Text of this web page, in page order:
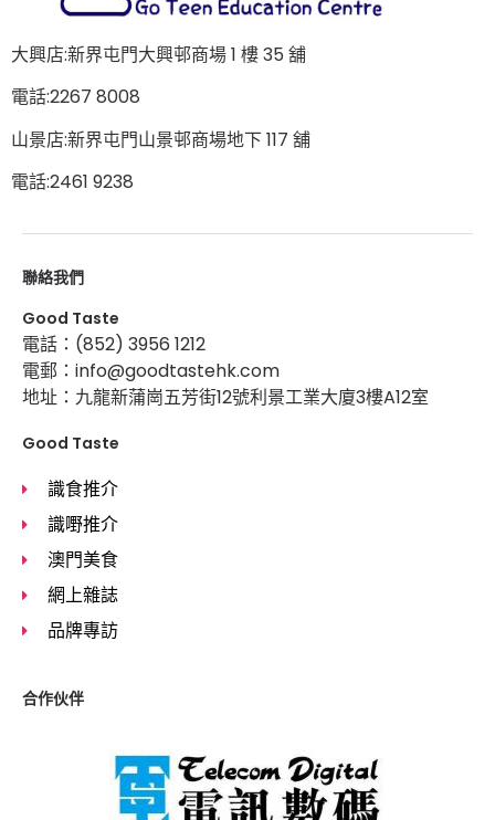
大興店:新界屯門大興邨商場 1 樓 35 舖
電話:2267 8008
山景店:新界屯門山景邨商場地下 117 舖
電話:2461 9238
聯絡我們
Good Taste
電話：(852) 3956 1212
電郵：info@goodtastehk.com
地址：九龍新蒲崗五芳街12號利景工業大廈3樓A12室
Good Taste
識食推介
識嘢推介
澳門美食
網上雜誌
品牌專訪
合作伙伴